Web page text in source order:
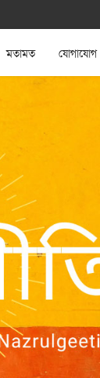
মতামত যোগাযোগ